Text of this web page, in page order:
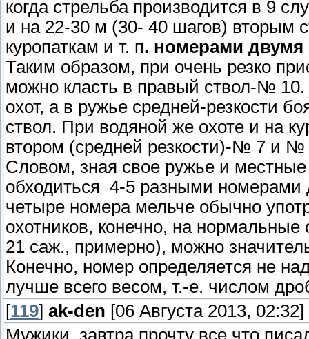
когда стрельба производится в 9
и на 22-30 м (30- 40 шагов) вторым
куропаткам и т. п. номерами
Таким образом, при очень резко
можно класть в правый ствол-№
охот, а в ружье средней-резкости
ствол. При водяной же охоте и на
втором (средней резкости)-№ 7 и №
Словом, зная свое ружье и
обходиться 4-5 разными номерами
четыре номера мельче обычно
охотников, конечно, на
21 саж., примерно), можно
Конечно, номер определяется не
лучше всего весом, т.-е. числом
[119] ak-den [06 Августа 2013, 02:32]
Мужики, завтра прочту все что